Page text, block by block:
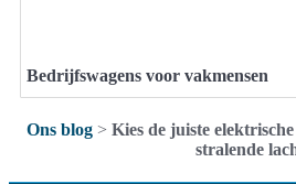
Bedrijfswagens voor vakmensen
Ons blog> Kies de juiste
stralende